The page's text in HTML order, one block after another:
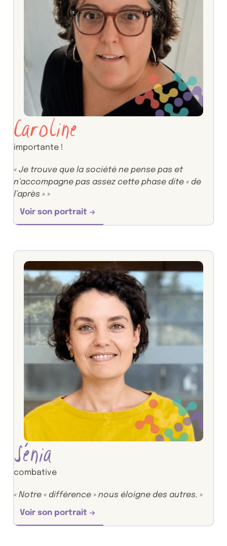
Caroline
importante !
« Je trouve que la société ne pense pas et
n’accompagne pas assez cette phase dite « de
l’après » »
Voir son portrait
Sénia
combative
« Notre « différence » nous éloigne des autres. »
Voir son portrait